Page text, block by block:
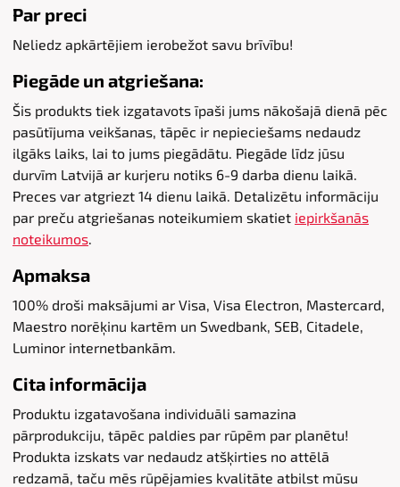
Par preci
Neliedz apkārtējiem ierobežot savu brīvību!
Piegāde un atgriešana:
Šis produkts tiek izgatavots īpaši jums nākošajā dienā pēc
pasūtījuma veikšanas, tāpēc ir nepieciešams nedaudz
ilgāks laiks, lai to jums piegādātu. Piegāde līdz jūsu
durvīm Latvijā ar kurjeru notiks 6-9 darba dienu laikā.
Preces var atgriezt 14 dienu laikā. Detalizētu informāciju
par preču atgriešanas noteikumiem skatiet iepirkšanās
noteikumos.
Apmaksa
100% droši maksājumi ar Visa, Visa Electron, Mastercard,
Maestro norēķinu kartēm un Swedbank, SEB, Citadele,
Luminor internetbankām.
Cita informācija
Produktu izgatavošana individuāli samazina
pārprodukciju, tāpēc paldies par rūpēm par planētu!
Produkta izskats var nedaudz atšķirties no attēlā
redzamā, taču mēs rūpējamies kvalitāte atbilst mūsu